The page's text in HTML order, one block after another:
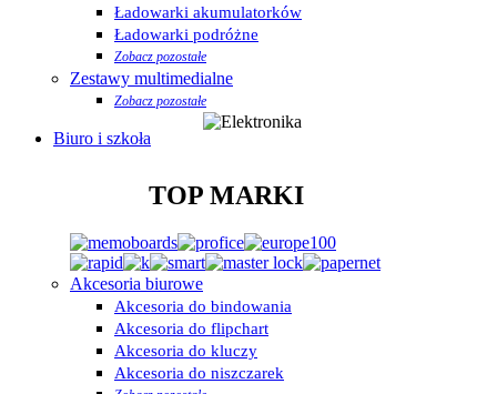
Ładowarki akumulatorków
Ładowarki podróżne
Zobacz pozostałe
Zestawy multimedialne
Zobacz pozostałe
Biuro i szkoła
TOP MARKI
Akcesoria biurowe
Akcesoria do bindowania
Akcesoria do flipchart
Akcesoria do kluczy
Akcesoria do niszczarek